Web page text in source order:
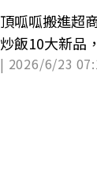
頂呱呱搬進超
炒飯10大新品
香菜麵」
| 2026/6/23